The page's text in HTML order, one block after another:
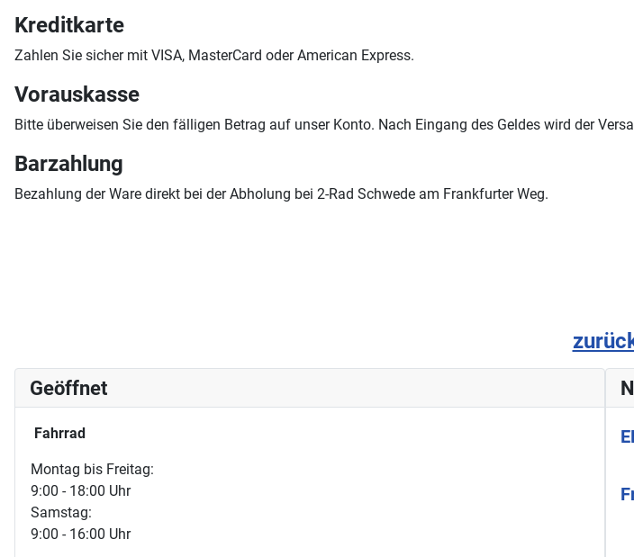
Kreditkarte
Zahlen Sie sicher mit VISA, MasterCard oder American Express.
Vorauskasse
Bitte überweisen Sie den fälligen Betrag auf unser Konto. Nach Eingang des Geldes wird der
Barzahlung
Bezahlung der Ware direkt bei der Abholung bei 2-Rad Schwede am Frankfurter Weg.
Geöffnet
Fahrrad
Montag bis Freitag:
9:00 - 18:00 Uhr
Samstag:
9:00 - 16:00 Uhr